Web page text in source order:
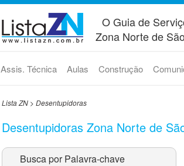
O Guia de
Zona Norte de
Assis. Técnica Aulas Construção
Lista ZN> Desentupidoras
Desentupidoras Zona Norte de
Busca por Palavra-chave